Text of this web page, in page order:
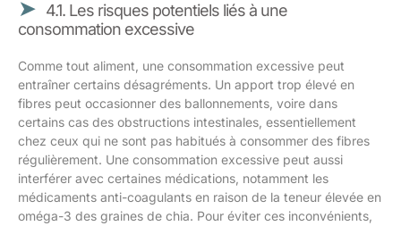
4.1. Les risques potentiels liés à une
consommation excessive
Comme tout aliment, une consommation excessive peut
entraîner certains désagréments. Un apport trop élevé en
fibres peut occasionner des ballonnements, voire dans
certains cas des obstructions intestinales, essentiellement
chez ceux qui ne sont pas habitués à consommer des fibres
régulièrement. Une consommation excessive peut aussi
interférer avec certaines médications, notamment les
médicaments anti-coagulants en raison de la teneur élevée en
oméga-3 des graines de chia. Pour éviter ces inconvénients,